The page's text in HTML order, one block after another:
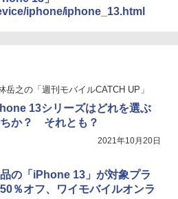
iphone/iphone_13.html
岳之の「週刊モバイルCATCH UP」
13シリーズはどれを選ぶ
か？ それとも？
2021年10月20日
の「iPhone 13」が対象プラ
％オフ、ワイモバイルオンラ